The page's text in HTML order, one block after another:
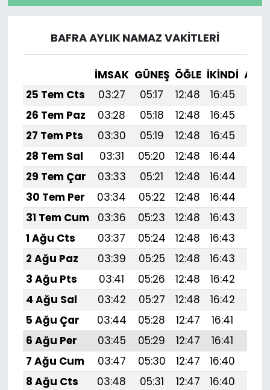
BAFRA AYLIK NAMAZ VAKITLERI
İMSAK GÜNEŞ ÖĞLE İKINDI
25 Tem Cts
03:27 05:17 12:48 16:45
26 Tem Paz
03:28 05:18 12:48 16:45
27 Tem Pts
03:30 05:19 12:48 16:45
28 Tem Sal
03:31 05:20 12:48 16:44
29 Tem Çar
03:33 05:21 12:48 16:44
30 Tem Per
03:34 05:22 12:48 16:44
31 Tem Cum
03:36 05:23 12:48 16:43
1 Ağu Cts
03:37 05:24 12:48 16:43
2 Ağu Paz
03:39 05:25 12:48 16:43
3 Ağu Pts
03:41 05:26 12:48 16:42
4 Ağu Sal
03:42 05:27 12:48 16:42
5 Ağu Çar
03:44 05:28 12:47 16:41
6 Ağu Per
03:45 05:29 12:47 16:41
7 Ağu Cum
03:47 05:30 12:47 16:40
8 Ağu Cts
03:48 05:31 12:47 16:40